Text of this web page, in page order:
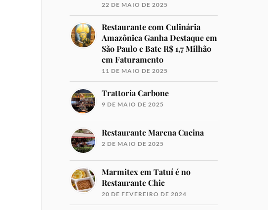
22 DE MAIO DE 2025
Restaurante com Culinária
Amazônica Ganha Destaque em
São Paulo e Bate R$ 1,7 Milhão
em Faturamento
11 DE MAIO DE 2025
Trattoria Carbone
9 DE MAIO DE 2025
Restaurante Marena Cucina
2 DE MAIO DE 2025
Marmitex em Tatuí é no
Restaurante Chic
20 DE FEVEREIRO DE 2024